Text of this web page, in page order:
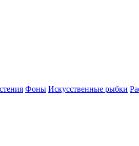
Фоны Искусственные рыбки